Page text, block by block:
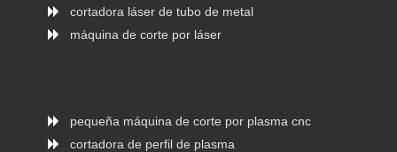
cortadora láser de tubo de metal
máquina de corte por láser
pequeña máquina de corte por plasma cnc
cortadora de perfil de plasma